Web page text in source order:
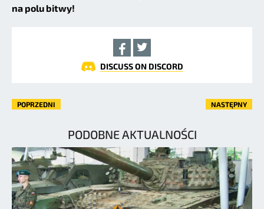
na polu bitwy!
DISCUSS ON DISCORD
POPRZEDNI NASTĘPNY
PODOBNE AKTUALNOŚCI